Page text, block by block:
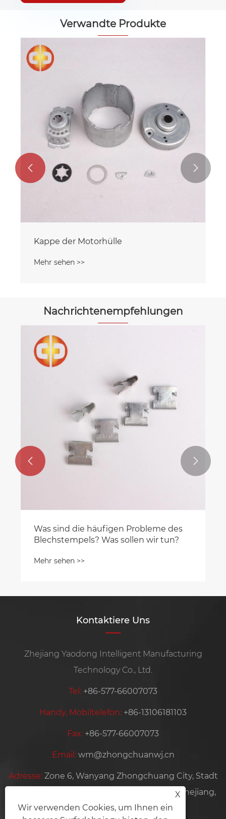
Verwandte Produkte
Kappe der Motorhülle
Mehr sehen >>
 
Nachrichtenempfehlungen
Was sind die häufigen Probleme des
Blechstempels? Was sollen wir tun?
Mehr sehen >>
 
Kontaktiere Uns
Zhejiang Yaodong Intelligent Manufacturing
Technology Co., Ltd.
Tel: +86-577-66007073
Handy, Mobiltelefon: +86-13106181103
Fax: +86-577-66007073
Email: wm@zhongchuanwj.cn
Adresse: Zone 6, Wanyang Zhongchuang City, Stadt
Bihu, Distrikt Liandu, Stadt Lishui, Provinz Zhejiang,
China
X
Wir verwenden Cookies, um Ihnen ein